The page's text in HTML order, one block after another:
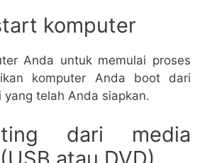
komputer
Anda untuk memulai proses
komputer Anda boot dari
yang telah Anda siapkan.
dari media